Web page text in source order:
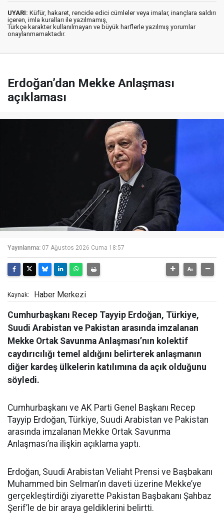
UYARI: Küfür, hakaret, rencide edici cümleler veya imalar, inançlara saldırı
içeren, imla kuralları ile yazılmamış,
Türkçe karakter kullanılmayan ve büyük harflerle yazılmış yorumlar
onaylanmamaktadır.
Erdoğan’dan Mekke Anlaşması
açıklaması
Yayınlanma: 07 Ağustos 2026 Cuma 18:57
Kaynak: Haber Merkezi
Cumhurbaşkanı Recep Tayyip Erdoğan, Türkiye,
Suudi Arabistan ve Pakistan arasında imzalanan
Mekke Ortak Savunma Anlaşması’nın kolektif
caydırıcılığı temel aldığını belirterek anlaşmanın
diğer kardeş ülkelerin katılımına da açık olduğunu
söyledi.
Cumhurbaşkanı ve AK Parti Genel Başkanı Recep
Tayyip Erdoğan, Türkiye, Suudi Arabistan ve Pakistan
arasında imzalanan Mekke Ortak Savunma
Anlaşması’na ilişkin açıklama yaptı.
Erdoğan, Suudi Arabistan Veliaht Prensi ve Başbakanı
Muhammed bin Selman’ın daveti üzerine Mekke’ye
gerçekleştirdiği ziyarette Pakistan Başbakanı Şahbaz
Şerif’le de bir araya geldiklerini belirtti.